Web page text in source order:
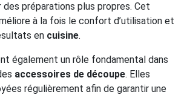
des préparations plus propres. Cet
à la fois le confort d’utilisation et
en cuisine.
également un rôle fondamental dans
accessoires de découpe. Elles
régulièrement afin de garantir une